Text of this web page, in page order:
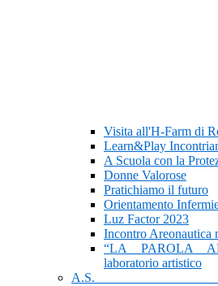
Visita all'H-Farm di
Learn&Play
A Scuola con la
Donne Valorose
Pratichiamo il futuro
Orientamento
Luz Factor 2023
Incontro Areonautica
“LA PAROLA
laboratorio artistico
A.S.